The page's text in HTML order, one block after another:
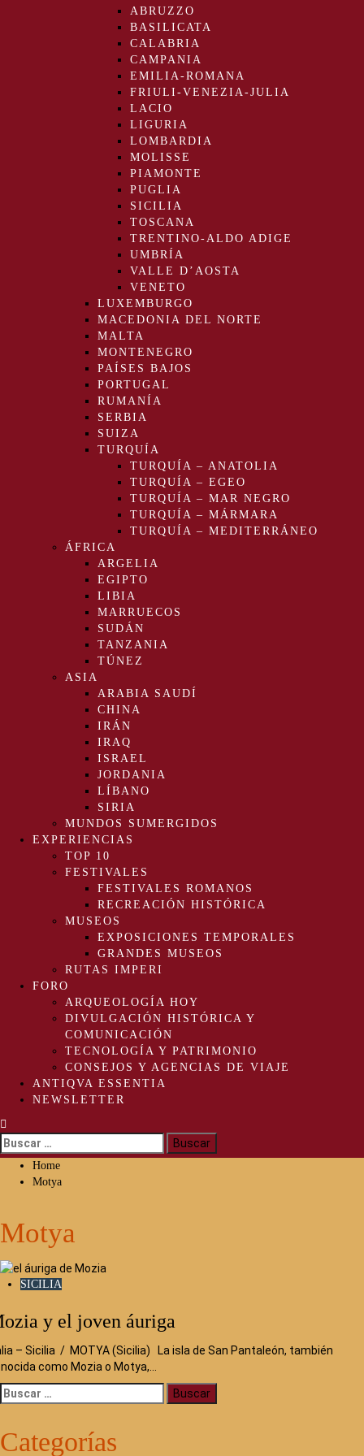
ABRUZZO
BASILICATA
CALABRIA
CAMPANIA
EMILIA-ROMANA
FRIULI-VENEZIA-JULIA
LACIO
LIGURIA
LOMBARDIA
MOLISSE
PIAMONTE
PUGLIA
SICILIA
TOSCANA
TRENTINO-ALDO ADIGE
UMBRÍA
VALLE D’AOSTA
VENETO
LUXEMBURGO
MACEDONIA DEL NORTE
MALTA
MONTENEGRO
PAÍSES BAJOS
PORTUGAL
RUMANÍA
SERBIA
SUIZA
TURQUÍA
TURQUÍA – ANATOLIA
TURQUÍA – EGEO
TURQUÍA – MAR NEGRO
TURQUÍA – MÁRMARA
TURQUÍA – MEDITERRÁNEO
ÁFRICA
ARGELIA
EGIPTO
LIBIA
MARRUECOS
SUDÁN
TANZANIA
TÚNEZ
ASIA
ARABIA SAUDÍ
CHINA
IRÁN
IRAQ
ISRAEL
JORDANIA
LÍBANO
SIRIA
MUNDOS SUMERGIDOS
EXPERIENCIAS
TOP 10
FESTIVALES
FESTIVALES ROMANOS
RECREACIÓN HISTÓRICA
MUSEOS
EXPOSICIONES TEMPORALES
GRANDES MUSEOS
RUTAS IMPERI
FORO
ARQUEOLOGÍA HOY
DIVULGACIÓN HISTÓRICA Y
COMUNICACIÓN
TECNOLOGÍA Y PATRIMONIO
CONSEJOS Y AGENCIAS DE VIAJE
ANTIQVA ESSENTIA
NEWSLETTER
Buscar:
Home
Motya
Motya
SICILIA
y el joven áuriga
– Sicilia / MOTYA (Sicilia) La isla de San Pantaleón, también
como Mozia o Motya,…
Buscar:
Categorías